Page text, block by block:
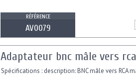
RÉFÉRENCE
AV0079
Adaptateur bnc mâle vers
Spécifications : description: BNC mâle vers RCA